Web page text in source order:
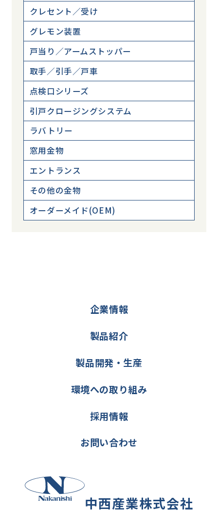
クレセント／受け
グレモン装置
戸当り／アームストッパー
取手／引手／戸車
点検口シリーズ
引戸クロージングシステム
ラバトリー
窓用金物
エントランス
その他の金物
オーダーメイド(OEM)
中西産業株式会社
企業情報
製品紹介
製品開発・生産
環境への取り組み
採用情報
お問い合わせ